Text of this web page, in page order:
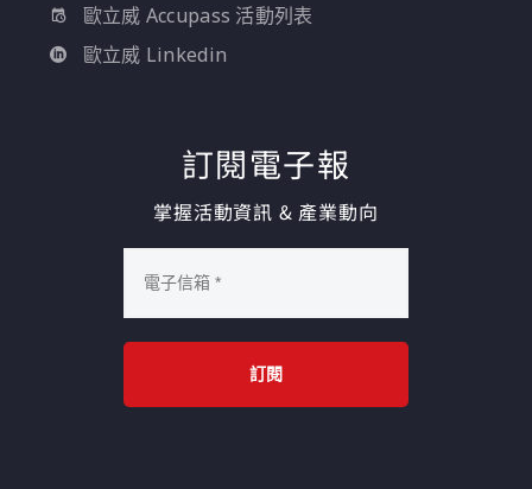
歐立威 Accupass 活動列表
歐立威 Linkedin
訂閱電子報
掌握活動資訊 & 產業動向
訂閱